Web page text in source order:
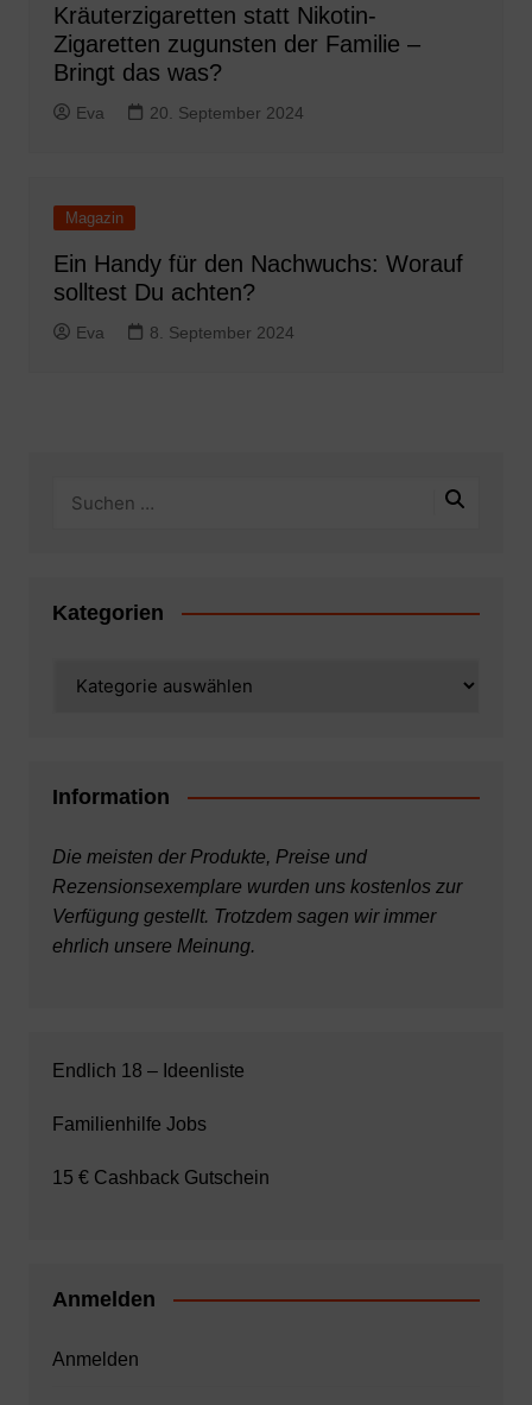
Kräuterzigaretten statt Nikotin-
Zigaretten zugunsten der Familie –
Bringt das was?
Eva 20. September 2024
Magazin
Ein Handy für den Nachwuchs: Worauf
solltest Du achten?
Eva 8. September 2024
Kategorien
Information
Die meisten der Produkte, Preise und
Rezensionsexemplare wurden uns kostenlos zur
Verfügung gestellt. Trotzdem sagen wir immer
ehrlich unsere Meinung.
Endlich 18 – Ideenliste
Familienhilfe Jobs
15 € Cashback Gutschein
Anmelden
Anmelden